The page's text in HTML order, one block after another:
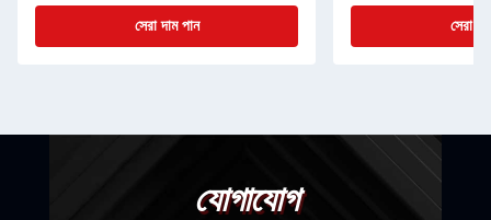
সেরা দাম পান সেরা
যোগাযোগ